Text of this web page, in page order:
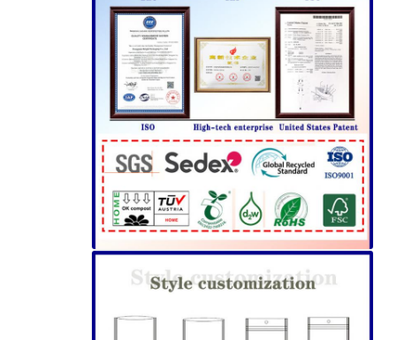
اترك رسالة